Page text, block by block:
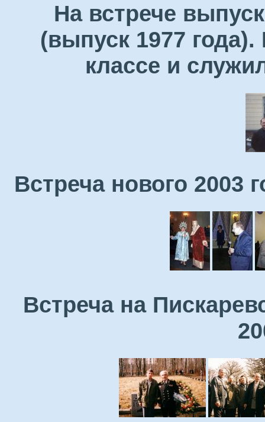
На встрече
(выпуск 1977
классе и
Встреча нового 2003
Встреча на